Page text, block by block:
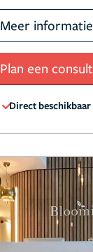
Meer informatie
Plan een consult
Direct beschikbaar